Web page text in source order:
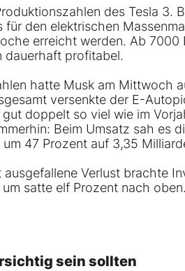
des Tesla 3.
den elektrischen
erreicht werden. Ab 7000
dauerhaft profitabel.
hatte Musk am Mittwoch
versenkte der E-
doppelt so viel wie im
Beim Umsatz sah es
47 Prozent auf 3,35
Verlust brachte
satte elf Prozent nach
sein sollten